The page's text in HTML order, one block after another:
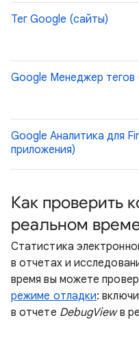
Тег Google (сайты)
Google Менеджер тегов
Google Аналитика для
приложения)
Как проверить
реальном
Статистика
в отчетах и
время вы можете
режиме отладки:
в отчете DebugViewв